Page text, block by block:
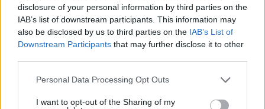
disclosure of your personal information by third parties on the
IAB’s list of downstream participants. This information may
also be disclosed by us to third parties on the IAB’s List of
Downstream Participants that may further disclose it to other
Please note that this website/app uses one or more Google
not limited to your visit or usage behaviour. You may click to
Personal Data Processing Opt Outs
I want to opt-out of the Sharing of my
Loaded:
Οι «Πράσινες Μπότες»: 30 χρόνια
πίσω έναν από τους νεκρούς του
08.08.2026, 21:49 21